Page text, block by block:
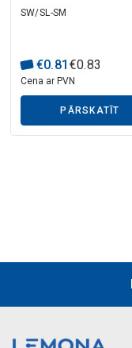
Mākslīgā intelekta apraksts
Mākslīgā intelekta apraksts
SW/SL-SM
€0.81 €0.83
Cena ar PVN
PĀRSKATĪT